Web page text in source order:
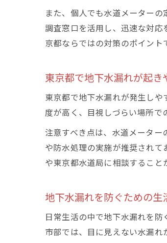
また、個人でも水道メーター
調査窓口を活用し、迅速な対
京都ならではの対策のポイント
東京都で地下水漏れが起
東京都で地下水漏れが発生し
度が高く、目視しづらい場所で
注意すべき点は、水道メータ
や防水処理の実施が推奨され
や東京都水道局に相談すること
地下水漏れを防ぐための生
日常生活の中で地下水漏れを
市部では、目に見えない水漏